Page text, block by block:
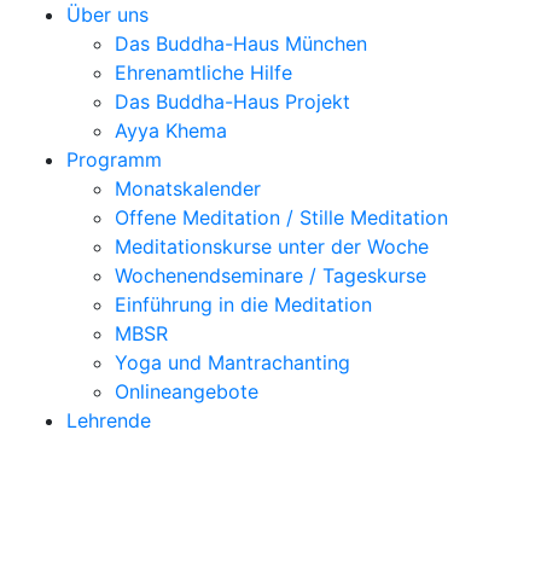
Über uns
Das Buddha-Haus München
Ehrenamtliche Hilfe
Das Buddha-Haus Projekt
Ayya Khema
Programm
Monatskalender
Offene Meditation / Stille Meditation
Meditationskurse unter der Woche
Wochenendseminare / Tageskurse
Einführung in die Meditation
MBSR
Yoga und Mantrachanting
Onlineangebote
Lehrende